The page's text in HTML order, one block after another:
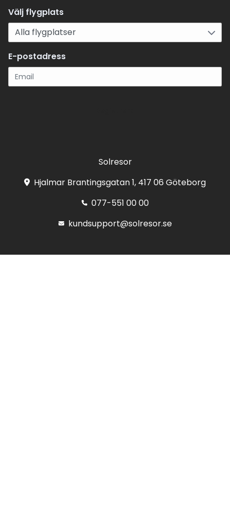
Välj flygplats
E-postadress
Solresor
Hjalmar Brantingsgatan 1, 417 06 Göteborg
077-551 00 00
kundsupport@solresor.se